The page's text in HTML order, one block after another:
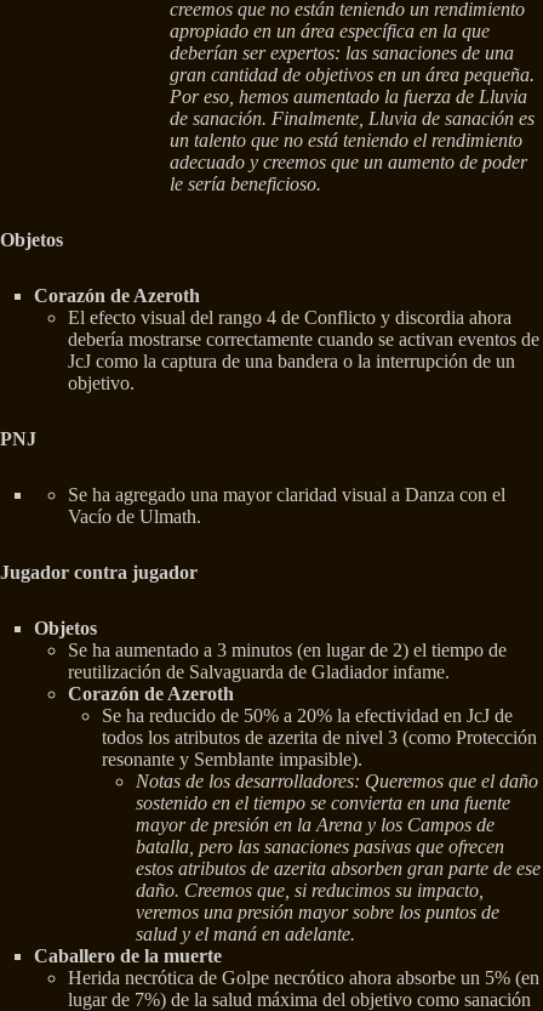
creemos que no están teniendo un rendimiento
apropiado en un área específica en la que
deberían ser expertos: las sanaciones de una
gran cantidad de objetivos en un área pequeña.
Por eso, hemos aumentado la fuerza de Lluvia
de sanación. Finalmente, Lluvia de sanación es
un talento que no está teniendo el rendimiento
adecuado y creemos que un aumento de poder
le sería beneficioso.
Objetos
Corazón de Azeroth
El efecto visual del rango 4 de Conflicto y discordia ahora
debería mostrarse correctamente cuando se activan eventos de
JcJ como la captura de una bandera o la interrupción de un
objetivo.
PNJ
Se ha agregado una mayor claridad visual a Danza con el
Vacío de Ulmath.
Jugador contra jugador
Objetos
Se ha aumentado a 3 minutos (en lugar de 2) el tiempo de
reutilización de Salvaguarda de Gladiador infame.
Corazón de Azeroth
Se ha reducido de 50% a 20% la efectividad en JcJ de
todos los atributos de azerita de nivel 3 (como Protección
resonante y Semblante impasible).
Notas de los desarrolladores: Queremos que el daño
sostenido en el tiempo se convierta en una fuente
mayor de presión en la Arena y los Campos de
batalla, pero las sanaciones pasivas que ofrecen
estos atributos de azerita absorben gran parte de ese
daño. Creemos que, si reducimos su impacto,
veremos una presión mayor sobre los puntos de
salud y el maná en adelante.
Caballero de la muerte
Herida necrótica de Golpe necrótico ahora absorbe un 5% (en
lugar de 7%) de la salud máxima del objetivo como sanación